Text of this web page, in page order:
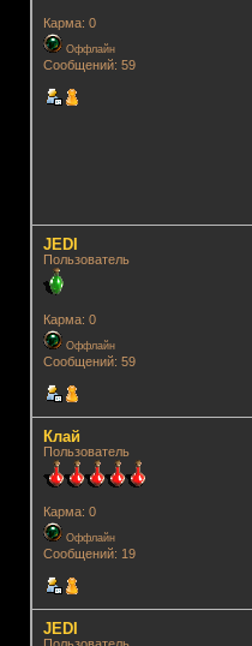
Карма: 0
Оффлайн
Сообщений: 59
JEDI
Пользователь
Карма: 0
Оффлайн
Сообщений: 59
Клай
Пользователь
Карма: 0
Оффлайн
Сообщений: 19
JEDI